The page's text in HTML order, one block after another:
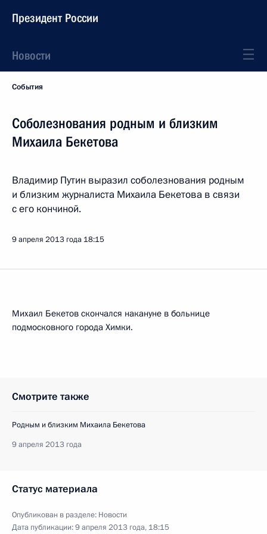
Президент России
Новости
События
Соболезнования родным и близким
Михаила Бекетова
Владимир Путин выразил соболезнования родным
и близким журналиста Михаила Бекетова в связи
с его кончиной.
9 апреля 2013 года 18:15
Михаил Бекетов скончался накануне в больнице
подмосковного города Химки.
Смотрите также
Родным и близким Михаила Бекетова
9 апреля 2013 года
Статус материала
Опубликован в разделе: Новости
Дата публикации:9 апреля 2013 года, 18:15